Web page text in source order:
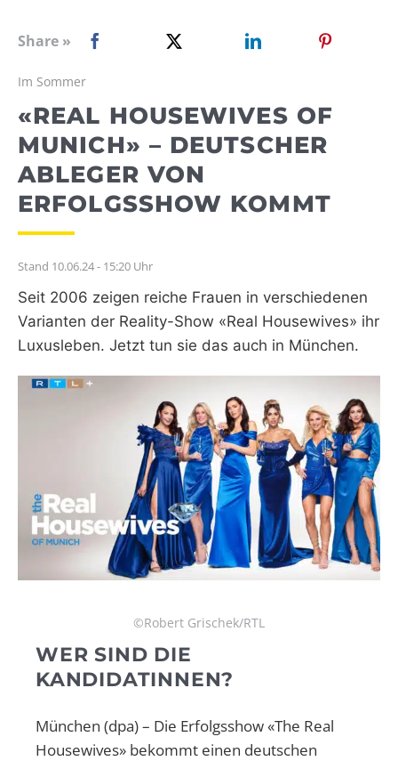
Share »
Im Sommer
«REAL HOUSEWIVES OF
MUNICH» – DEUTSCHER
ABLEGER VON
ERFOLGSSHOW KOMMT
Stand 10.06.24 - 15:20 Uhr
Seit 2006 zeigen reiche Frauen in verschiedenen
Varianten der Reality-Show «Real Housewives» ihr
Luxusleben. Jetzt tun sie das auch in München.
©Robert Grischek/RTL
WER SIND DIE
KANDIDATINNEN?
München (dpa) – Die Erfolgsshow «The Real
Housewives» bekommt einen deutschen